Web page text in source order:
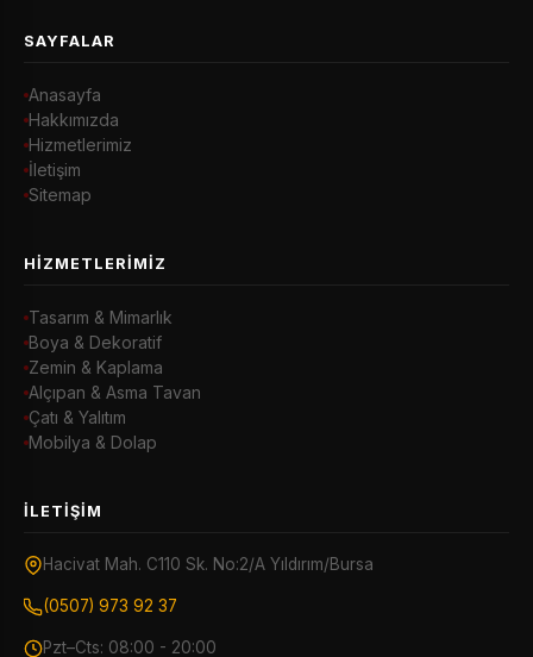
SAYFALAR
Anasayfa
Hakkımızda
Hizmetlerimiz
İletişim
Sitemap
HIZMETLERIMIZ
Tasarım & Mimarlık
Boya & Dekoratif
Zemin & Kaplama
Alçıpan & Asma Tavan
Çatı & Yalıtım
Mobilya & Dolap
İLETIŞIM
Hacivat Mah. C110 Sk. No:2/A Yıldırım/Bursa
(0507) 973 92 37
Pzt–Cts: 08:00 - 20:00